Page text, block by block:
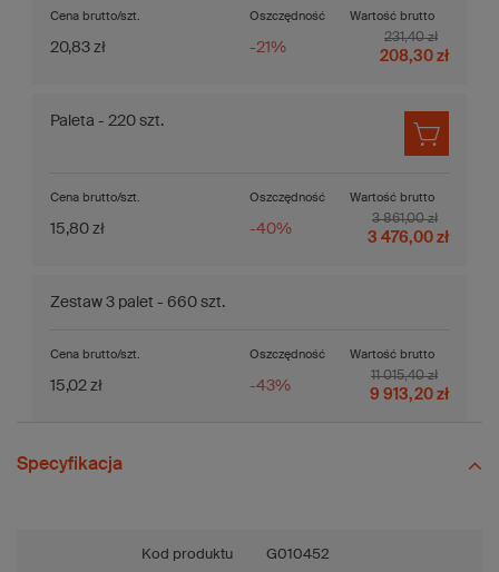
Oszczędność
-21%
Cena brutto/szt.
20,83 zł
Wartość brutto
208,30 zł
231,40 zł
Paleta - 220 szt.
Oszczędność
-40%
Cena brutto/szt.
15,80 zł
Wartość brutto
3 476,00 zł
3 861,00 zł
Zestaw 3 palet - 660 szt.
Oszczędność
-43%
Cena brutto/szt.
15,02 zł
Wartość brutto
9 913,20 zł
11 015,40 zł
Specyfikacja
Kod produktu G010452